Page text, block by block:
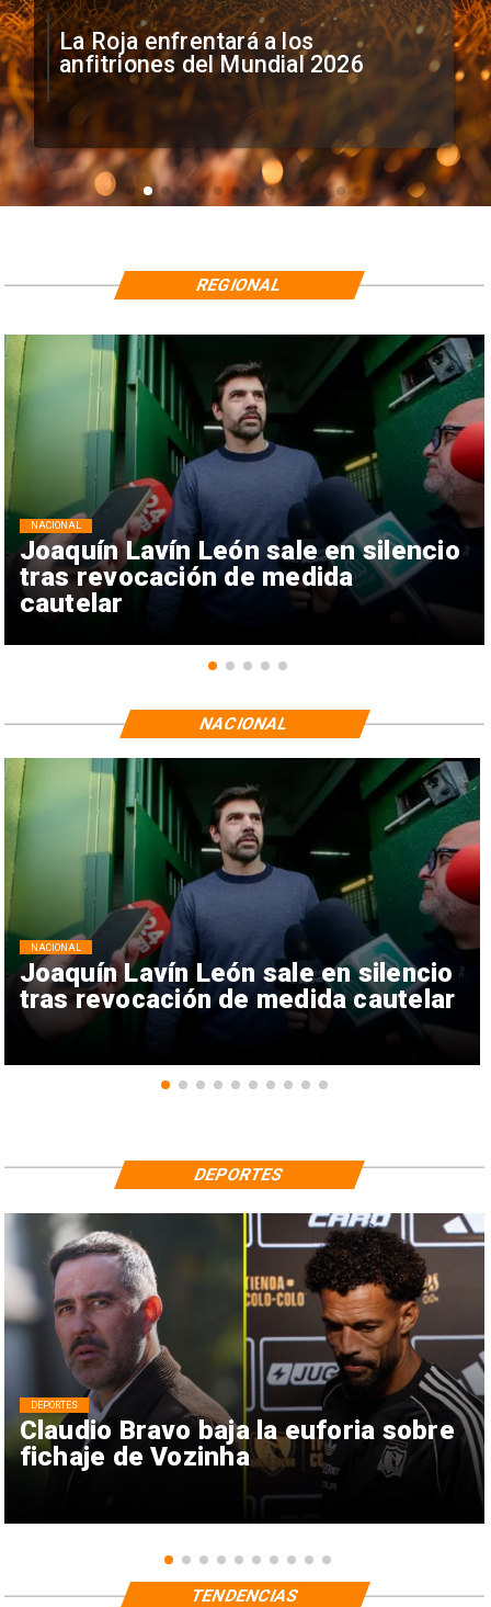
La Roja enfrentará a los
anfitriones del Mundial 2026
Joaquín Lavín León sale en silencio
tras revocación de medida
cautelar
NACIONAL
REGIONAL
Joaquín Lavín León sale en silencio
tras revocación de medida cautelar
NACIONAL
NACIONAL
Claudio Bravo baja la euforia sobre
fichaje de Vozinha
DEPORTES
DEPORTES
TENDENCIAS